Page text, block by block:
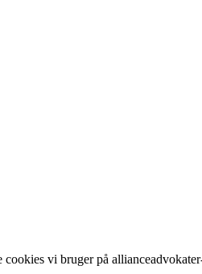
vi bruger på